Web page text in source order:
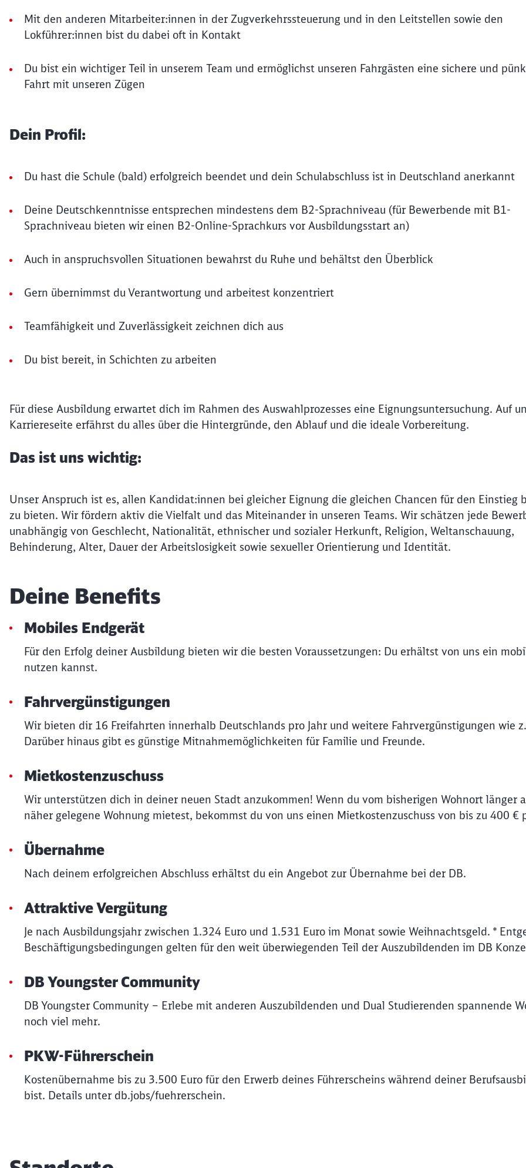
Mit den anderen Mitarbeiter:innen in der Zugverkehrssteuerung und in den Leitstellen sowie den
Lokführer:innen bist du dabei oft in Kontakt
Du bist ein wichtiger Teil in unserem Team und ermöglichst unseren Fahrgästen eine sichere und
Fahrt mit unseren Zügen
Dein Profil:
Du hast die Schule (bald) erfolgreich beendet und dein Schulabschluss ist in Deutschland anerkannt
Deine Deutschkenntnisse entsprechen mindestens dem B2-Sprachniveau (für Bewerbende mit B1-
Sprachniveau bieten wir einen B2-Online-Sprachkurs vor Ausbildungsstart an)
Auch in anspruchsvollen Situationen bewahrst du Ruhe und behältst den Überblick
Gern übernimmst du Verantwortung und arbeitest konzentriert
Teamfähigkeit und Zuverlässigkeit zeichnen dich aus
Du bist bereit, in Schichten zu arbeiten
Für diese Ausbildung erwartet dich im Rahmen des Auswahlprozesses eine Eignungsuntersuchung. Auf
Karriereseite erfährst du alles über die Hintergründe, den Ablauf und die ideale Vorbereitung.
Das ist uns wichtig:
Unser Anspruch ist es, allen Kandidat:innen bei gleicher Eignung die gleichen Chancen für den Einstieg
zu bieten. Wir fördern aktiv die Vielfalt und das Miteinander in unseren Teams. Wir schätzen jede
unabhängig von Geschlecht, Nationalität, ethnischer und sozialer Herkunft, Religion, Weltanschauung,
Behinderung, Alter, Dauer der Arbeitslosigkeit sowie sexueller Orientierung und Identität.
Deine Benefits
Mobiles Endgerät
Für den Erfolg deiner Ausbildung bieten wir die besten Voraussetzungen: Du erhältst von uns ein
nutzen kannst.
Fahrvergünstigungen
Wir bieten dir 16 Freifahrten innerhalb Deutschlands pro Jahr und weitere Fahrvergünstigungen wie
Darüber hinaus gibt es günstige Mitnahmemöglichkeiten für Familie und Freunde.
Mietkostenzuschuss
Wir unterstützen dich in deiner neuen Stadt anzukommen! Wenn du vom bisherigen Wohnort länger
näher gelegene Wohnung mietest, bekommst du von uns einen Mietkostenzuschuss von bis zu 400 €
Übernahme
Nach deinem erfolgreichen Abschluss erhältst du ein Angebot zur Übernahme bei der DB.
Attraktive Vergütung
Je nach Ausbildungsjahr zwischen 1.324 Euro und 1.531 Euro im Monat sowie Weihnachtsgeld. *
Beschäftigungsbedingungen gelten für den weit überwiegenden Teil der Auszubildenden im DB
DB Youngster Community
DB Youngster Community – Erlebe mit anderen Auszubildenden und Dual Studierenden spannende
noch viel mehr.
PKW-Führerschein
Kostenübernahme bis zu 3.500 Euro für den Erwerb deines Führerscheins während deiner
bist. Details unter db.jobs/fuehrerschein.
Abbrechen Weiter